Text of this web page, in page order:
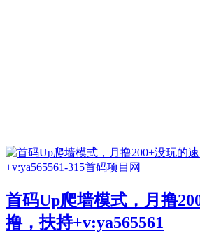
首码Up爬墙模式，月撸
撸，扶持+v:ya565561